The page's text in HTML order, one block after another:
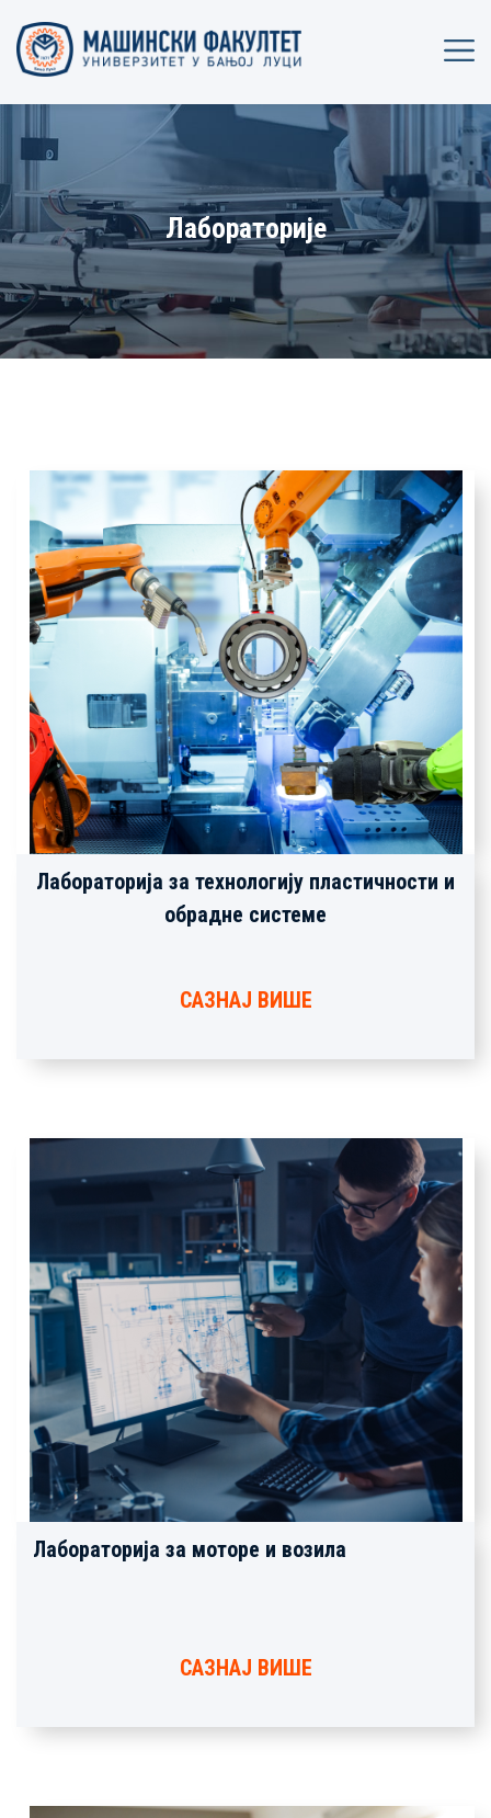
Лабораторије
Лабораторија за технологију пластичности и
обрадне системе
САЗНАЈ ВИШЕ
Лабораторија за моторе и возила
САЗНАЈ ВИШЕ